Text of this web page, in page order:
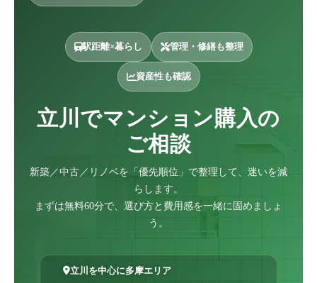
駅距離×暮らし 管理・修繕も整理
資産性も確認
立川でマンション購入の
ご相談
新築／中古／リノベを「優先順位」で整理して、迷いを減
らします。
まずは無料60分で、選び方と費用感を一緒に固めましょ
う。
立川を中心に多摩エリア